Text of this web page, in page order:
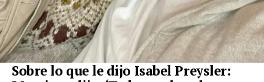
Sobre lo que le dijo Isabel Preysler: